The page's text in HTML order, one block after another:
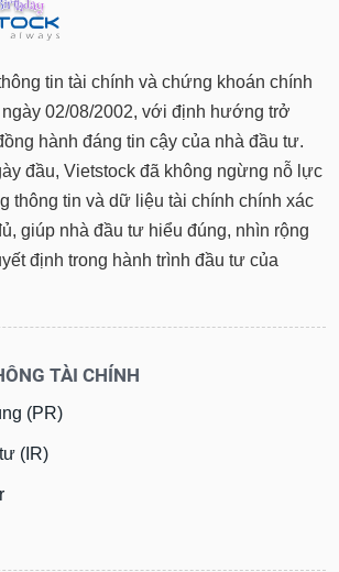
tin tài chính và chứng khoán chính
02/08/2002, với định hướng trở
hành đáng tin cậy của nhà đầu tư.
đầu, Vietstock đã không ngừng nỗ lực
thông tin và dữ liệu tài chính chính xác
giúp nhà đầu tư hiểu đúng, nhìn rộng
định trong hành trình đầu tư của
TÀI CHÍNH
(PR)
(IR)